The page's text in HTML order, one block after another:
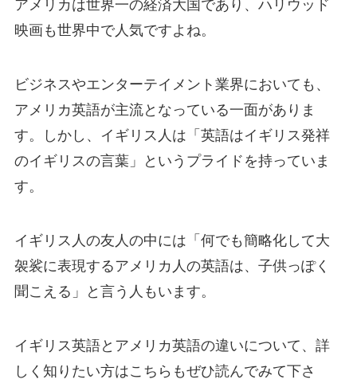
アメリカは世界一の経済大国であり、ハリウッド
映画も世界中で人気ですよね。
ビジネスやエンターテイメント業界においても、
アメリカ英語が主流となっている一面がありま
す。しかし、イギリス人は 「英語はイギリス発祥
のイギリスの言葉」
というプライドを持っていま
す。
イギリス人の友人の中には「何でも簡略化して大
袈裟に表現するアメリカ人の英語は、子供っぽく
聞こえる」と言う人もいます。
イギリス英語とアメリカ英語の違いについて、詳
しく知りたい方はこちらもぜひ読んでみて下さ